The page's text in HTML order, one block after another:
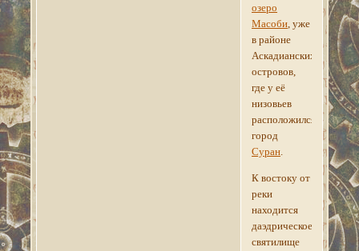
озеро
Масоби , уже
в районе
Аскадианских
островов,
где у её
низовьев
расположился
город
Суран
К востоку от
реки
находится
даэдрическое
святилище